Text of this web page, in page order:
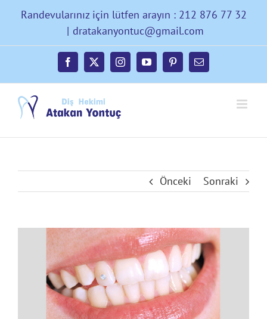
content
Randevularınız için lütfen arayın : 212 876 77 32
| dratakanyontuc@gmail.com
Facebook
X InstagramYouTubePinterest
E-
posta
Önceki Sonraki
Görüntüle